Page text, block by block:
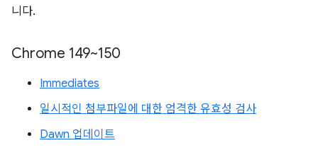
니다.
Chrome 149~150
Immediates
일시적인 첨부파일에 대한 엄격한 유효성 검사
Dawn 업데이트